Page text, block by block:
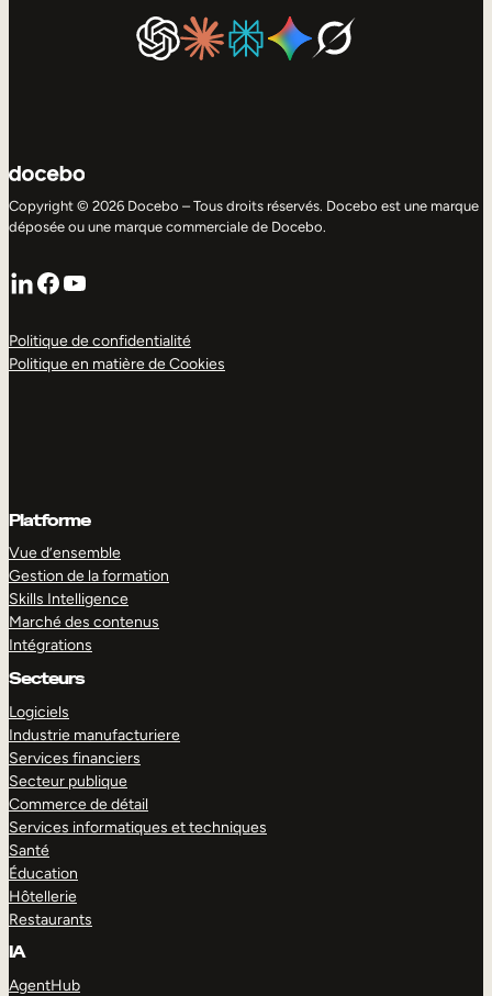
Copyright © 2026 Docebo – Tous droits réservés. Docebo est une marque
déposée ou une marque commerciale de Docebo.
LinkedIn
Facebook
YouTube
Politique de confidentialité
Politique en matière de Cookies
Platforme
Vue d’ensemble
Gestion de la formation
Skills Intelligence
Marché des contenus
Intégrations
Secteurs
Logiciels
Industrie manufacturiere
Services financiers
Secteur publique
Commerce de détail
Services informatiques et techniques
Santé
Éducation
Hôtellerie
Restaurants
IA
AgentHub